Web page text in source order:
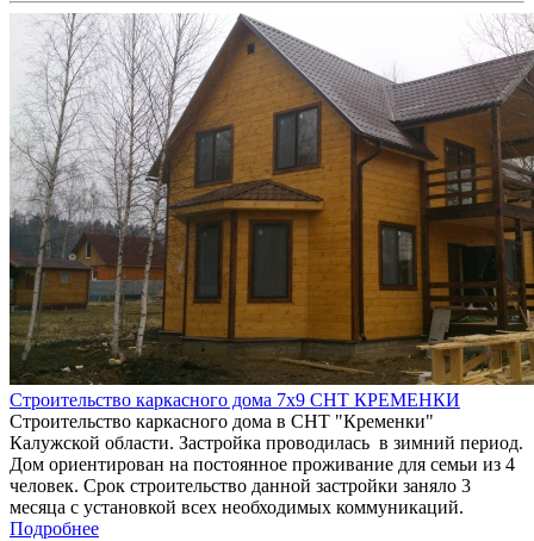
Строительство каркасного дома 7х9 СНТ КРЕМЕНКИ
Строительство каркасного дома в СНТ "Кременки"
Калужской области. Застройка проводилась в зимний период.
Дом ориентирован на постоянное проживание для семьи из 4
человек. Срок строительство данной застройки заняло 3
месяца с установкой всех необходимых коммуникаций.
Подробнее